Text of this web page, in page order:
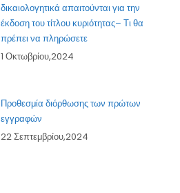
δικαιολογητικά απαιτούνται για την
έκδοση του τίτλου κυριότητας– Τι θα
πρέπει να πληρώσετε
1 Οκτωβρίου,2024
Προθεσμία διόρθωσης των πρώτων
εγγραφών
22 Σεπτεμβρίου,2024